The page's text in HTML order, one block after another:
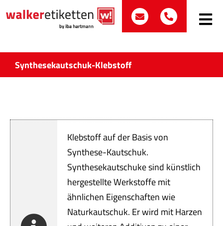
Inhalt
post@walker-
+49Toggle
Synthesekautschuk-Klebstoff
Klebstoff auf der Basis von
Synthese-Kautschuk.
Synthesekautschuke sind künstlich
hergestellte Werkstoffe mit
ähnlichen Eigenschaften wie
Naturkautschuk. Er wird mit Harzen